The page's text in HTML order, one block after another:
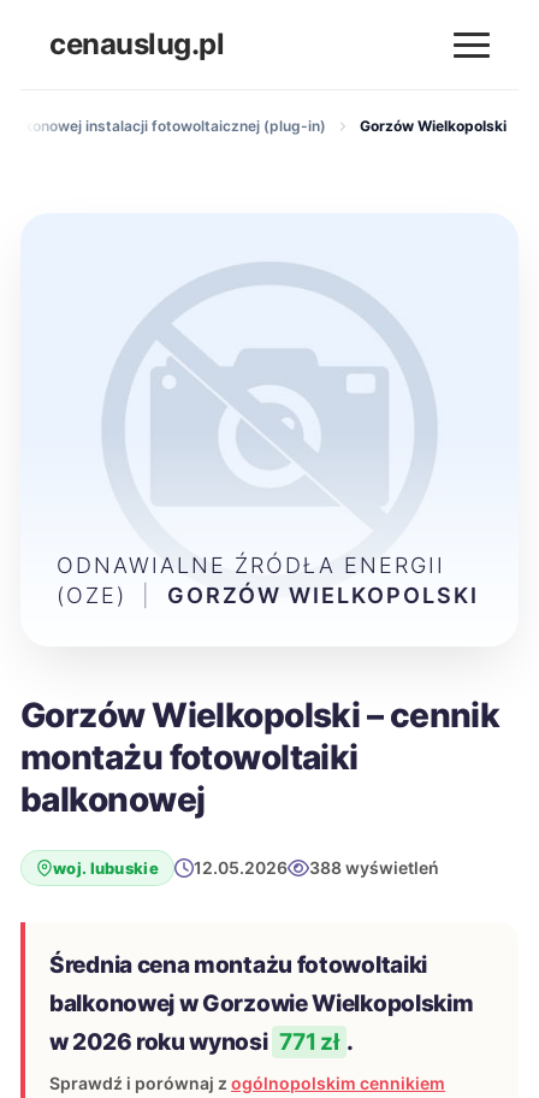
cenauslug.pl
instalacji fotowoltaicznej (plug-in) Gorzów Wielkopolski
Gorzów Wielkopolski – cennik
montażu fotowoltaiki
balkonowej
woj. lubuskie 12.05.2026 388 wyświetleń
Średnia cena montażu fotowoltaiki
balkonowej w Gorzowie Wielkopolskim
w 2026 roku wynosi 771 zł .
Sprawdź i porównaj z ogólnopolskim cennikiem
ODNAWIALNE ŹRÓDŁA ENERGII
(OZE)
GORZÓW WIELKOPOLSKI